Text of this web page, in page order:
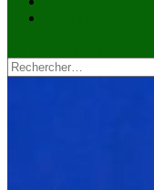
Rechercher :